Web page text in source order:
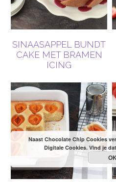
SINAASAPPEL BUNDT
CAKE MET BRAMEN
ICING
Naast Chocolate Chip Cookies
Digitale Cookies. Vind je